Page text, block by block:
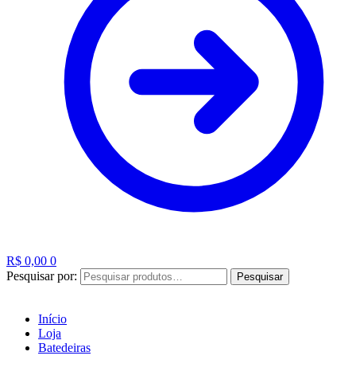
R$ 0,00 0
Pesquisar por:
Pesquisar
Início
Loja
Batedeiras